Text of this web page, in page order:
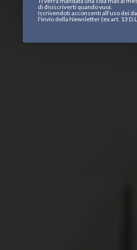
di disiscriverti quando vuoi.
Iscrivendoti acconsenti all'uso dei
l'invio della Newsletter (ex art. 13